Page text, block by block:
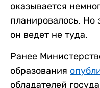
оказывается
планировалось. Но
он ведет не туда.
Ранее
образования
обладателей